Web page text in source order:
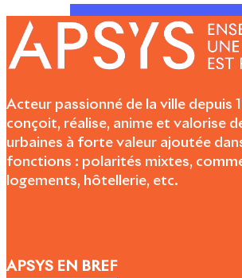
Acteur passionné de la ville depuis
conçoit, réalise, anime et valorise
urbaines à forte valeur ajoutée
fonctions : polarités mixtes,
logements, hôtellerie, etc.
APSYS EN BREF